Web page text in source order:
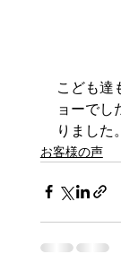
こども達
ョーでし
りました
お客様の声